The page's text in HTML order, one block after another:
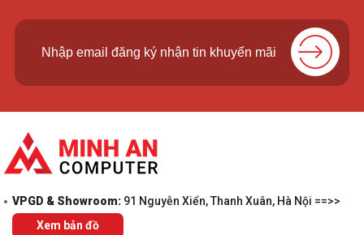
VPGD & Showroom: 91 Nguyễn Xiển, Thanh Xuân, Hà Nội ==>>
Xem bản đồ